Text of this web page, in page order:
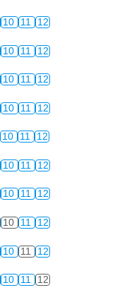
10 11 12
10 11 12
10 11 12
10 11 12
10 11 12
10 11 12
10 11 12
10 11 12
10 11 12
10 11 12